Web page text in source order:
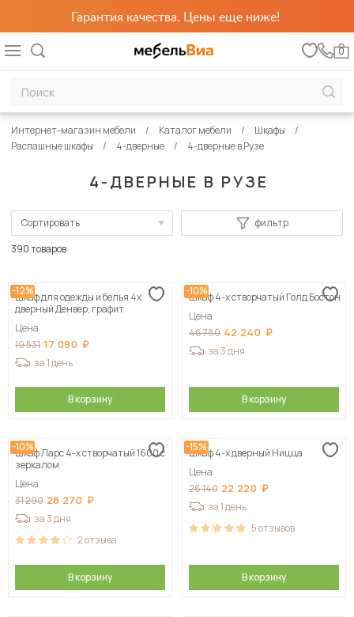
Гарантия качества. Цены еще ниже!
0
4-ДВЕРНЫЕ В РУЗЕ
Интернет-магазин мебели Каталог мебели
Шкафы
Распашные шкафы
4-дверные 4-дверные в Рузе
Сортировать
Сначала дорогие
фильтр
390 товаров
-12%
Шкаф для одежды и белья 4х
дверный Денвер, графит
Цена
19 531 17 090
за 1 день
В корзину
-10%
Шкаф 4-х створчатый Голд Бостон
Цена
46 780 42 240
за 3 дня
В корзину
-10%
Шкаф Ларс 4-х створчатый 1600 с
зеркалом
Цена
31 290 28 270
за 3 дня
2отзыва
В корзину
-15%
Шкаф 4-х дверный Ницца
Цена
26 140 22 220
за 1 день
5отзывов
В корзину